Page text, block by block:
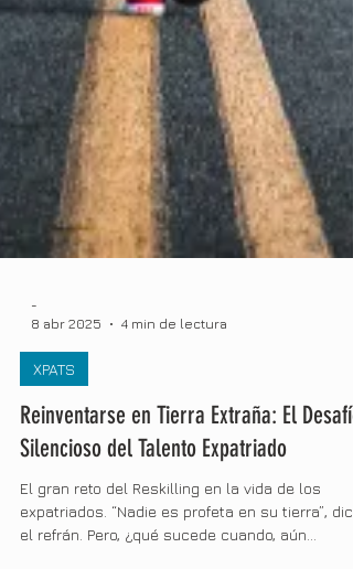
8 abr 2025
XPATS
Reinventarse en Tierra Extraña: El Desafío
Silencioso del Talento Expatriado
El gran reto del Reskilling en la vida de los